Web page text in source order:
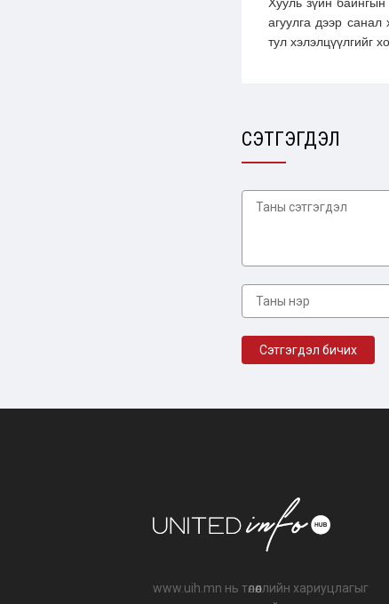
агуулга дээр
тул хэлэлцүүлгийг
СЭТГЭГДЭЛ
www.uih.mn нь төлөөллийн хариуцлагыг